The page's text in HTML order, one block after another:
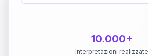
10.000+
Interpretazioni realizzate